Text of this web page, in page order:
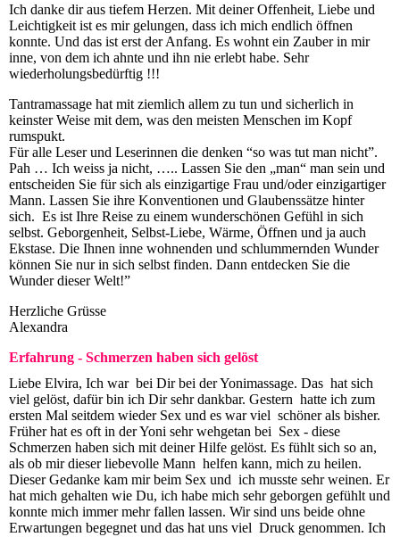
Ich danke dir aus tiefem Herzen. Mit deiner Offenheit, Liebe und
Leichtigkeit ist es mir gelungen, dass ich mich endlich öffnen
konnte. Und das ist erst der Anfang. Es wohnt ein Zauber in mir
inne, von dem ich ahnte und ihn nie erlebt habe. Sehr
wiederholungsbedürftig !!!
Tantramassage hat mit ziemlich allem zu tun und sicherlich in
keinster Weise mit dem, was den meisten Menschen im Kopf
rumspukt.
Für alle Leser und Leserinnen die denken “so was tut man nicht”.
Pah … Ich weiss ja nicht, ….. Lassen Sie den „man“ man sein und
entscheiden Sie für sich als einzigartige Frau und/oder einzigartiger
Mann. Lassen Sie ihre Konventionen und Glaubenssätze hinter
sich. Es ist Ihre Reise zu einem wunderschönen Gefühl in sich
selbst. Geborgenheit, Selbst-Liebe, Wärme, Öffnen und ja auch
Ekstase. Die Ihnen inne wohnenden und schlummernden Wunder
können Sie nur in sich selbst finden. Dann entdecken Sie die
Wunder dieser Welt!”
Herzliche Grüsse
Alexandra
Erfahrung - Schmerzen haben sich gelöst
Liebe Elvira, Ich war bei Dir bei der Yonimassage. Das hat sich
viel gelöst, dafür bin ich Dir sehr dankbar. Gestern hatte ich zum
ersten Mal seitdem wieder Sex und es war viel schöner als bisher.
Früher hat es oft in der Yoni sehr wehgetan bei Sex - diese
Schmerzen haben sich mit deiner Hilfe gelöst. Es fühlt sich so an,
als ob mir dieser liebevolle Mann helfen kann, mich zu heilen.
Dieser Gedanke kam mir beim Sex und ich musste sehr weinen. Er
hat mich gehalten wie Du, ich habe mich sehr geborgen gefühlt und
konnte mich immer mehr fallen lassen. Wir sind uns beide ohne
Erwartungen begegnet und das hat uns viel Druck genommen. Ich